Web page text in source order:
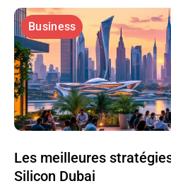
Business
Les meilleures
Silicon Dubai